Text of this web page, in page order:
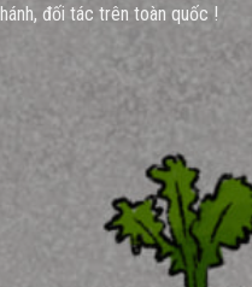
đối tác trên toàn quốc !